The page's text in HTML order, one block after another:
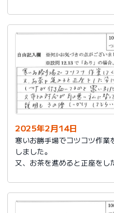
2025年2月14日
寒いお勝手場でコツコツ作業
しました。
又、お茶を進めると正座をし
又、市との対応が耳の悪い私
りました。
説明もその後しっかりして